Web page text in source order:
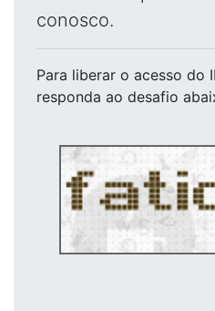
conosco.
Para liberar o acesso do
responda ao desafio